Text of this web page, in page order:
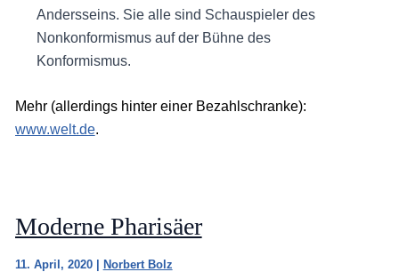
Andersseins. Sie alle sind Schauspieler des
Nonkonformismus auf der Bühne des
Konformismus.
Mehr (allerdings hinter einer Bezahlschranke):
www.welt.de.
Moderne Pharisäer
11. April, 2020 Norbert Bolz